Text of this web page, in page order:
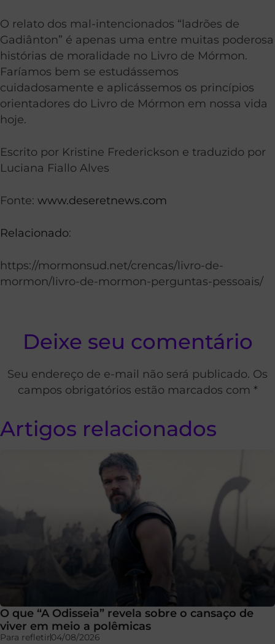
O relato dos mal-intencionados “ladrões de
Gadiânton” é apenas uma entre muitas poderosa
histórias de moralidade no Livro de Mórmon.
Faríamos bem se estudássemos
cuidadosamente e aplicássemos os princípios
orientadores do Livro de Mórmon em nossa vida
hoje.
Escrito por Kristine Frederickson e traduzido por
Luciana Fiallo Alves
Fonte: www.deseretnews.com
Relacionado:
https://mormonsud.net/crencas/livro-de-
mormon/livro-de-mormon-perguntas-pessoais/
Deixe seu comentário
Seu endereço de e-mail não será publicado. Os
campos obrigatórios estão marcados com *
Artigos relacionados
O que “A Odisseia” revela sobre o cansaço de
viver em meio a polêmicas
Para refletir04/08/2026